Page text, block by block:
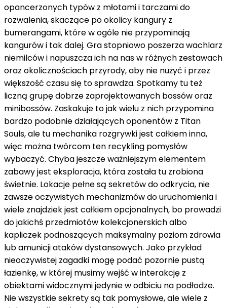
opancerzonych typów z młotami i tarczami do
rozwalenia, skaczące po okolicy kangury z
bumerangami, które w ogóle nie przypominają
kangurów i tak dalej. Gra stopniowo poszerza wachlarz
niemilców i napuszcza ich na nas w różnych zestawach
oraz okolicznościach przyrody, aby nie nużyć i przez
większość czasu się to sprawdza. Spotkamy tu też
liczną grupę dobrze zaprojektowanych bossów oraz
minibossów. Zaskakuje to jak wielu z nich przypomina
bardzo podobnie działających oponentów z Titan
Souls, ale tu mechanika rozgrywki jest całkiem inna,
więc można twórcom ten recykling pomysłów
wybaczyć. Chyba jeszcze ważniejszym elementem
zabawy jest eksploracja, która została tu zrobiona
świetnie. Lokacje pełne są sekretów do odkrycia, nie
zawsze oczywistych mechanizmów do uruchomienia i
wiele znajdziek jest całkiem opcjonalnych, bo prowadzi
do jakichś przedmiotów kolekcjonerskich albo
kapliczek podnoszących maksymalny poziom zdrowia
lub amunicji ataków dystansowych. Jako przykład
nieoczywistej zagadki mogę podać pozornie pustą
łazienkę, w której musimy wejść w interakcję z
obiektami widocznymi jedynie w odbiciu na podłodze.
Nie wszystkie sekrety są tak pomysłowe, ale wiele z